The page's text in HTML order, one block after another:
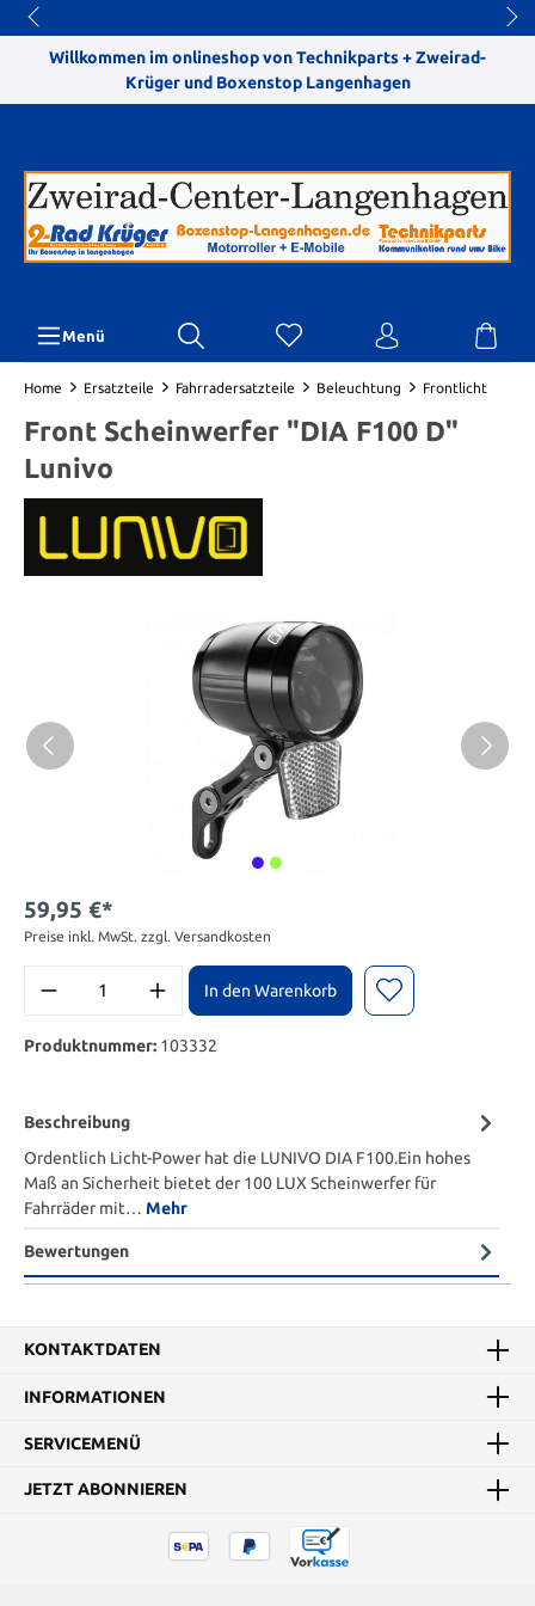
Willkommen im onlineshop von Technikparts + Zweirad-
Krüger und Boxenstop Langenhagen
Menü
Home Ersatzteile Fahrradersatzteile Beleuchtung Frontlicht
Front Scheinwerfer "DIA F100 D"
Lunivo
59,95 €*
Preise inkl. MwSt. zzgl. Versandkosten
In den Warenkorb
Produktnummer: 103332
Beschreibung
Ordentlich Licht-Power hat die LUNIVO DIA F100.Ein hohes
Maß an Sicherheit bietet der 100 LUX Scheinwerfer für
Fahrräder mit… Mehr
Bewertungen
KONTAKTDATEN
INFORMATIONEN
SERVICEMENÜ
JETZT ABONNIEREN